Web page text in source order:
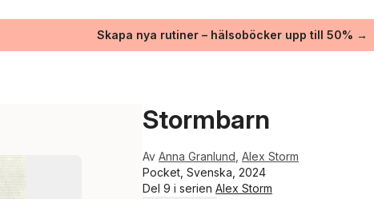
Skapa nya rutiner – hälsoböcker upp till 50% →
Stormbarn
Av Anna Granlund Alex Storm
Pocket, Svenska, 2024
Del 9 i serien Alex Storm